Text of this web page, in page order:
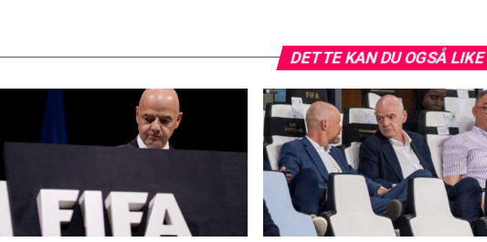
DETTE KAN DU OGSÅ LIKE